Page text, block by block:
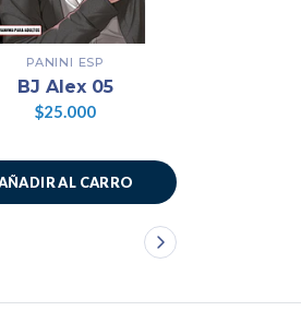
PANINI ESP
BJ Alex 05
$25.000
AL CARRO